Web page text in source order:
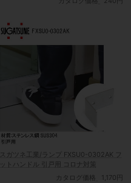
スガツネ工業/ランプ FXSU0-0302AK フ
ットハンドル 引戸用 コロナ対策
カタログ価格
1,170円